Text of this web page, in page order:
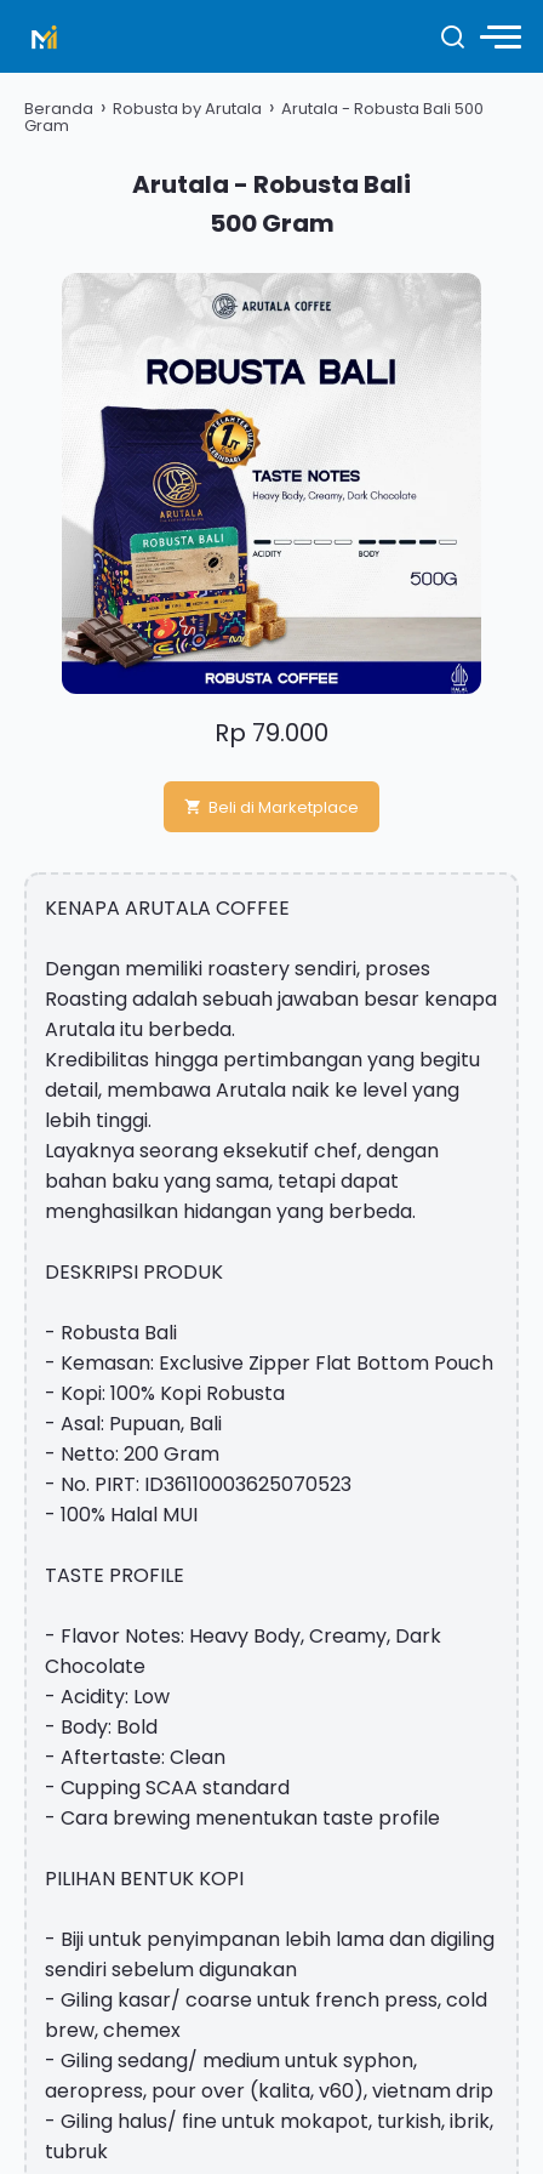
Beranda › Robusta by Arutala › Arutala - Robusta Bali 500
Gram
Arutala - Robusta Bali
500 Gram
Rp 79.000
Beli di Marketplace
KENAPA ARUTALA COFFEE
Dengan memiliki roastery sendiri, proses
Roasting adalah sebuah jawaban besar kenapa
Arutala itu berbeda.
Kredibilitas hingga pertimbangan yang begitu
detail, membawa Arutala naik ke level yang
lebih tinggi.
Layaknya seorang eksekutif chef, dengan
bahan baku yang sama, tetapi dapat
menghasilkan hidangan yang berbeda.
DESKRIPSI PRODUK
- Robusta Bali
- Kemasan: Exclusive Zipper Flat Bottom Pouch
- Kopi: 100% Kopi Robusta
- Asal: Pupuan, Bali
- Netto: 200 Gram
- No. PIRT: ID36110003625070523
- 100% Halal MUI
TASTE PROFILE
- Flavor Notes: Heavy Body, Creamy, Dark
Chocolate
- Acidity: Low
- Body: Bold
- Aftertaste: Clean
- Cupping SCAA standard
- Cara brewing menentukan taste profile
PILIHAN BENTUK KOPI
- Biji untuk penyimpanan lebih lama dan digiling
sendiri sebelum digunakan
- Giling kasar/ coarse untuk french press, cold
brew, chemex
- Giling sedang/ medium untuk syphon,
aeropress, pour over (kalita, v60), vietnam drip
- Giling halus/ fine untuk mokapot, turkish, ibrik,
tubruk